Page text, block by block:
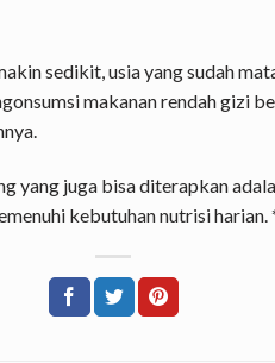
sedikit, usia yang sudah
makanan rendah gizi
yang juga bisa diterapkan
kebutuhan nutrisi harian.